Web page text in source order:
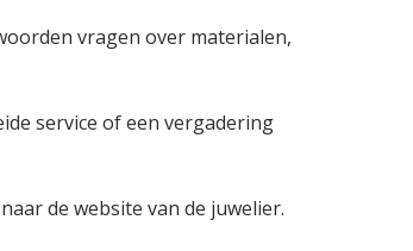
vragen over materialen,
service of een vergadering
de website van de juwelier.